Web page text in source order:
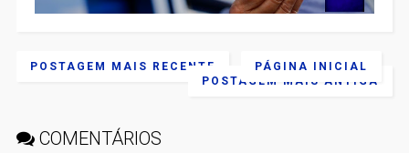
POSTAGEM MAIS RECENTE
POSTAGEM MAIS ANTIGA
PÁGINA INICIAL
COMENTÁRIOS